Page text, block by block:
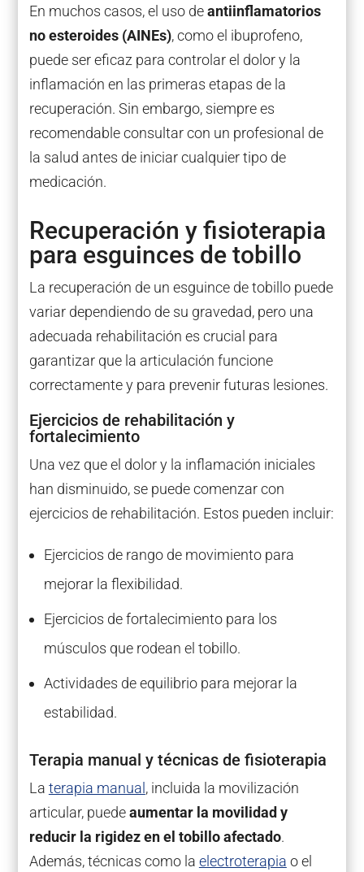
En muchos casos, el uso deantiinflamatorios
no esteroides (AINEs), como el ibuprofeno,
puede ser eficaz para controlar el dolor y la
inflamación en las primeras etapas de la
recuperación. Sin embargo, siempre es
recomendable consultar con un profesional de
la salud antes de iniciar cualquier tipo de
medicación.
Recuperación y fisioterapia
para esguinces de tobillo
La recuperación de un esguince de tobillo puede
variar dependiendo de su gravedad, pero una
adecuada rehabilitación es crucial para
garantizar que la articulación funcione
correctamente y para prevenir futuras lesiones.
Ejercicios de rehabilitación y
fortalecimiento
Una vez que el dolor y la inflamación iniciales
han disminuido, se puede comenzar con
ejercicios de rehabilitación. Estos pueden incluir:
Ejercicios de rango de movimiento para
mejorar la flexibilidad.
Ejercicios de fortalecimiento para los
músculos que rodean el tobillo.
Actividades de equilibrio para mejorar la
estabilidad.
Terapia manual y técnicas de fisioterapia
La terapia manual , incluida la movilización
articular, puedeaumentar la movilidad y
reducir la rigidez en el tobillo afectado.
Además, técnicas como la electroterapia o el